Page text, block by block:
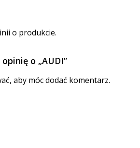
o produkcie.
o „AUDI”
, aby móc dodać komentarz.